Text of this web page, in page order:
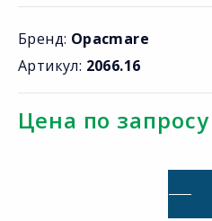
Бренд: Opacmare
Артикул: 2066.16
Цена по запросу